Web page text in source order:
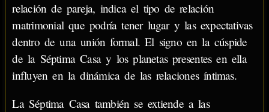
relación de pareja, indica el tipo de relación
matrimonial que podría tener lugar y las expectativas
dentro de una unión formal. El signo en la cúspide
de la Séptima Casa y los planetas presentes en ella
influyen en la dinámica de las relaciones íntimas.
La Séptima Casa también se extiende a las